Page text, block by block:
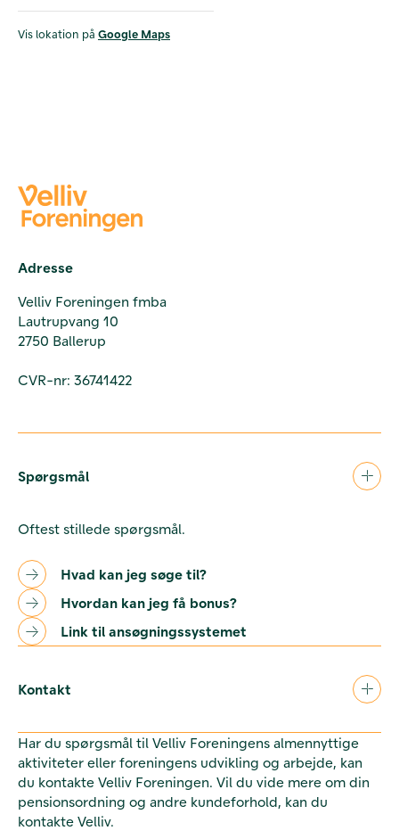
Vis lokation på Google Maps
Adresse
Velliv Foreningen fmba
Lautrupvang 10
2750 Ballerup
CVR-nr: 36741422
Spørgsmål
Oftest stillede spørgsmål.
Hvad kan jeg søge til?
Hvordan kan jeg få bonus?
Link til ansøgningssystemet
Kontakt
Har du spørgsmål til Velliv Foreningens almennyttige
aktiviteter eller foreningens udvikling og arbejde, kan
du kontakte Velliv Foreningen. Vil du vide mere om din
pensionsordning og andre kundeforhold, kan du
kontakte Velliv.